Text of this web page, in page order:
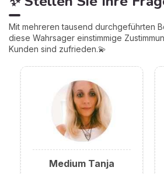
Mit mehreren tausend durchgeführten
diese Wahrsager einstimmige
Kunden sind zufrieden.💫
Medium Tanja